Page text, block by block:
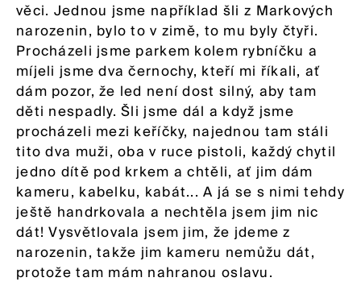
věci. Jednou jsme například šli z Markových
narozenin, bylo to v zimě, to mu byly čtyři.
Procházeli jsme parkem kolem rybníčku a
míjeli jsme dva černochy, kteří mi říkali, ať
dám pozor, že led není dost silný, aby tam
děti nespadly. Šli jsme dál a když jsme
procházeli mezi keříčky, najednou tam stáli
tito dva muži, oba v ruce pistoli, každý chytil
jedno dítě pod krkem a chtěli, ať jim dám
kameru, kabelku, kabát... A já se s nimi tehdy
ještě handrkovala a nechtěla jsem jim nic
dát! Vysvětlovala jsem jim, že jdeme z
narozenin, takže jim kameru nemůžu dát,
protože tam mám nahranou oslavu.